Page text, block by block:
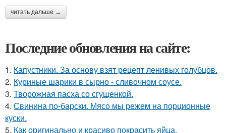
читать дальше →
Последние обновления на сайте:
1. Капустники. За основу взят рецепт ленивых голубцов.
2. Куриные шарики в сырно - сливочном соусе.
3. Творожная пасха со сгущенкой.
4. Свинина по-барски. Мясо мы режем на порционные
куски.
5. Как оригинально и красиво покрасить яйца.